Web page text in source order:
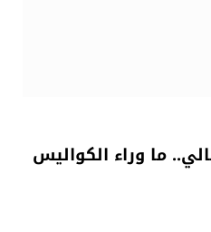
ما وراء الكواليس